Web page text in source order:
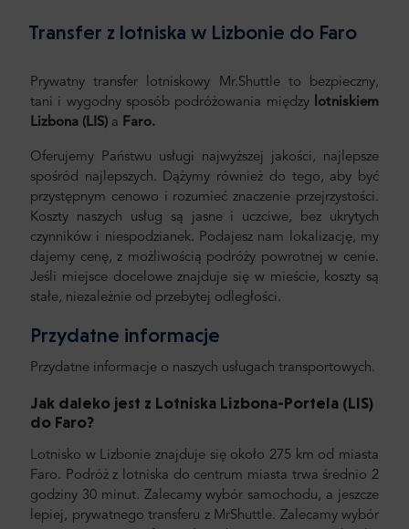
Transfer z lotniska w Lizbonie do Faro
Prywatny transfer lotniskowy Mr.Shuttle to bezpieczny,
tani i wygodny sposób podróżowania między lotniskiem
Lizbona (LIS) a Faro.
Oferujemy Państwu usługi najwyższej jakości, najlepsze
spośród najlepszych. Dążymy również do tego, aby być
przystępnym cenowo i rozumieć znaczenie przejrzystości.
Koszty naszych usług są jasne i uczciwe, bez ukrytych
czynników i niespodzianek. Podajesz nam lokalizację, my
dajemy cenę, z możliwością podróży powrotnej w cenie.
Jeśli miejsce docelowe znajduje się w mieście, koszty są
stałe, niezależnie od przebytej odległości.
Przydatne informacje
Przydatne informacje o naszych usługach transportowych.
Jak daleko jest z Lotniska Lizbona-Portela (LIS)
do Faro?
Lotnisko w Lizbonie znajduje się około 275 km od miasta
Faro. Podróż z lotniska do centrum miasta trwa średnio 2
godziny 30 minut. Zalecamy wybór samochodu, a jeszcze
lepiej, prywatnego transferu z MrShuttle. Zalecamy wybór